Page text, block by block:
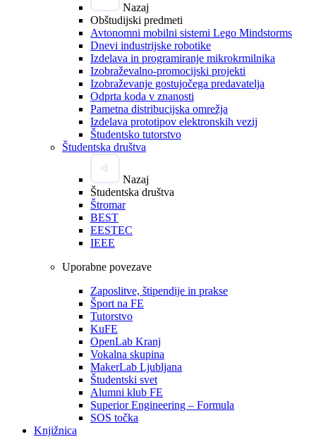
Nazaj
Obštudijski predmeti
Avtonomni mobilni sistemi Lego Mindstorms
Dnevi industrijske robotike
Izdelava in programiranje mikrokrmilnika
Izobraževalno-promocijski projekti
Izobraževanje gostujočega predavatelja
Odprta koda v znanosti
Pametna distribucijska omrežja
Izdelava prototipov elektronskih vezij
Študentsko tutorstvo
Študentska društva
Nazaj
Študentska društva
Štromar
BEST
EESTEC
IEEE
Uporabne povezave
Zaposlitve, štipendije in prakse
Šport na FE
Tutorstvo
KuFE
OpenLab Kranj
Vokalna skupina
MakerLab Ljubljana
Študentski svet
Alumni klub FE
Superior Engineering – Formula
SOS točka
Knjižnica